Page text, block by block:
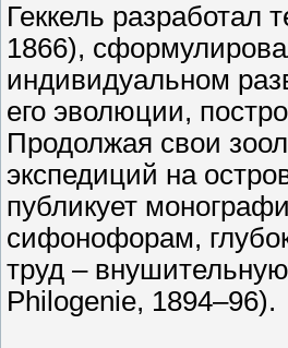
Геккель разработал
1866),
индивидуальном
его эволюции,
Продолжая свои
экспедиций на
публикует
сифонофорам,
труд –
Philogenie, 1894–96).